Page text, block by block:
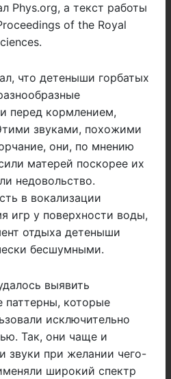
Phys.org, а текст работы
of the Royal
что детеныши горбатых
перед кормлением,
звуками, похожими
они, по мнению
матерей поскорее их
недовольство.
в вокализации
игр у поверхности воды,
отдыха детеныши
бесшумными.
выявить
паттерны, которые
исключительно
Так, они чаще и
звуки при желании чего-
широкий спектр